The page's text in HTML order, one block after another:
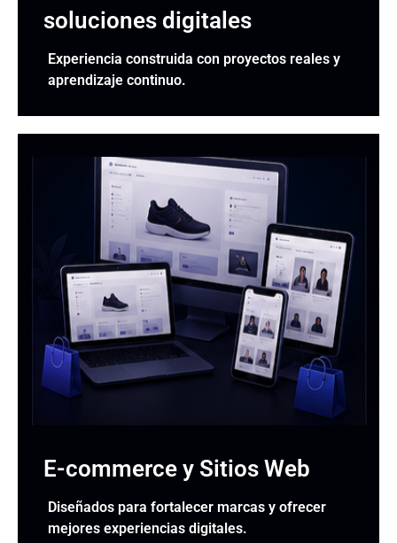
soluciones digitales
Experiencia construida con proyectos reales y
aprendizaje continuo.
E-commerce y Sitios Web
Diseñados para fortalecer marcas y ofrecer
mejores experiencias digitales.